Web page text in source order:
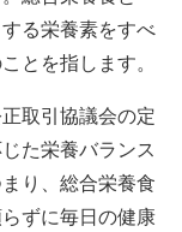
る栄養素をすべ
とを指します。
取引協議会の定
た栄養バランス
り、総合栄養食
ずに毎日の健康